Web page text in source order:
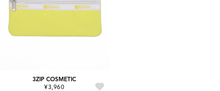
3ZIP COSMETIC
¥3,960